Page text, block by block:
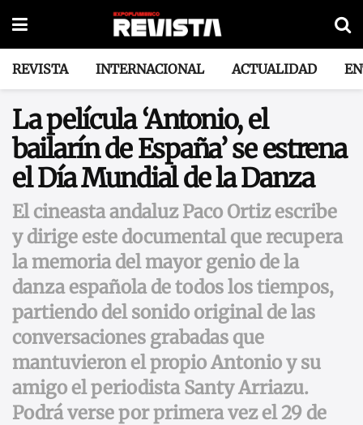
REVISTA INTERNACIONAL ACTUALIDAD
La película ‘Antonio, el
bailarín de España’ se estrena
el Día Mundial de la Danza
El cineasta andaluz Paco Ortiz escribe
y dirige este documental que recupera
la memoria del mayor genio de la
danza española de todos los tiempos,
partiendo del sonido original de las
conversaciones grabadas que
mantuvieron el propio Antonio y su
amigo el periodista Santy Arriazu.
Podrá verse por primera vez el 29 de